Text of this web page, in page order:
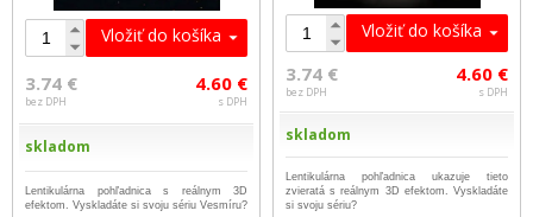
Vložiť do košíka
3.74 €
bez DPH
4.60 €
s DPH
skladom
Lentikulárna pohľadnica s reálnym 3D
efektom. Vyskladáte si svoju sériu Vesmíru?
Vložiť do košíka
3.74 €
bez DPH
4.60 €
s DPH
skladom
Lentikulárna pohľadnica ukazuje tieto
zvieratá s reálnym 3D efektom. Vyskladáte
si svoju sériu?